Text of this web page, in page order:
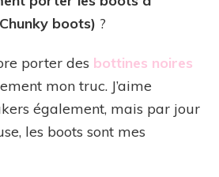
boots) ?
porter des bottines noires
mon truc. J’aime
également, mais par jour
les boots sont mes